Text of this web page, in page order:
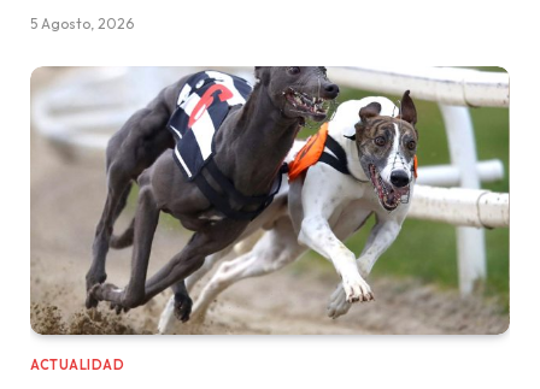
5 Agosto, 2026
ACTUALIDAD